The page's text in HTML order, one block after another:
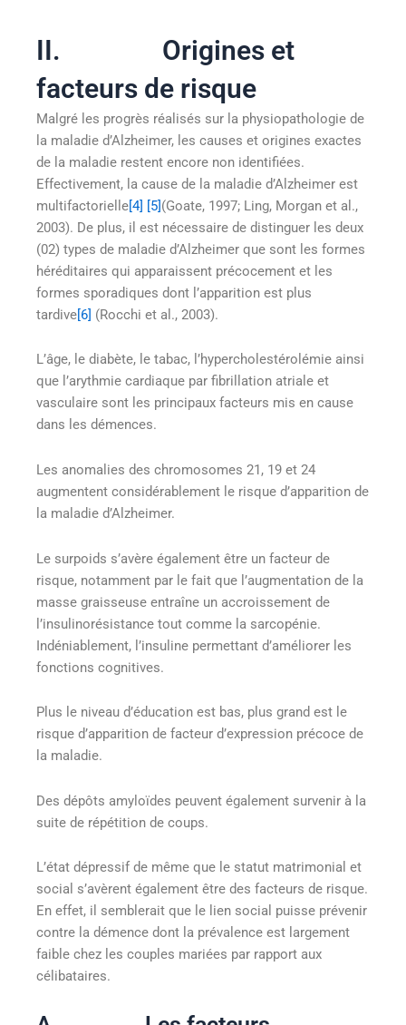
II. Origines et
facteurs de risque
Malgré les progrès réalisés sur la physiopathologie de
la maladie d’Alzheimer, les causes et origines exactes
de la maladie restent encore non identifiées.
Effectivement, la cause de la maladie d’Alzheimer est
multifactorielle[4] [5](Goate, 1997; Ling, Morgan et al.,
2003). De plus, il est nécessaire de distinguer les deux
(02) types de maladie d’Alzheimer que sont les formes
héréditaires qui apparaissent précocement et les
formes sporadiques dont l’apparition est plus
tardive[6] (Rocchi et al., 2003).
L’âge, le diabète, le tabac, l’hypercholestérolémie ainsi
que l’arythmie cardiaque par fibrillation atriale et
vasculaire sont les principaux facteurs mis en cause
dans les démences.
Les anomalies des chromosomes 21, 19 et 24
augmentent considérablement le risque d’apparition de
la maladie d’Alzheimer.
Le surpoids s’avère également être un facteur de
risque, notamment par le fait que l’augmentation de la
masse graisseuse entraîne un accroissement de
l’insulinorésistance tout comme la sarcopénie.
Indéniablement, l’insuline permettant d’améliorer les
fonctions cognitives.
Plus le niveau d’éducation est bas, plus grand est le
risque d’apparition de facteur d’expression précoce de
la maladie.
Des dépôts amyloïdes peuvent également survenir à la
suite de répétition de coups.
L’état dépressif de même que le statut matrimonial et
social s’avèrent également être des facteurs de risque.
En effet, il semblerait que le lien social puisse prévenir
contre la démence dont la prévalence est largement
faible chez les couples mariées par rapport aux
célibataires.